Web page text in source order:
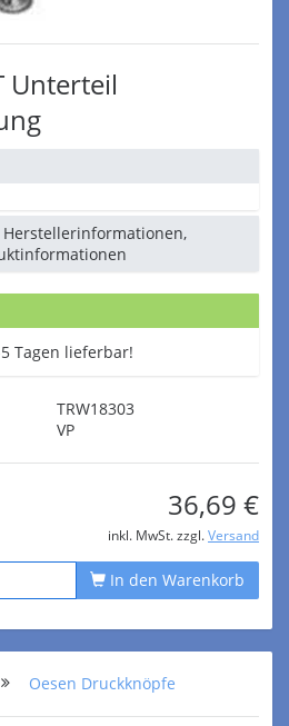
Unterteil
Herstellerinformationen,
Tagen lieferbar!
TRW18303
VP
36,69 €
inkl. MwSt. zzgl. Versand
In den Warenkorb
Oesen Druckknöpfe